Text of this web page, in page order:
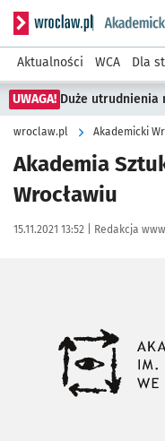
Serwis informacyjny
Aktualności WCA Dla
UWAGA! Duże utrudnienia
wroclaw.pl Akademicki
Akademia
Wrocławiu
Data publikacji:
15.11.2021 13:52 | Autor:
Redakcja